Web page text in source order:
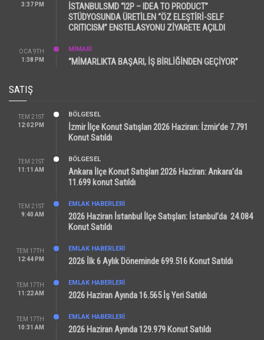
3:37 PM
İSTANBULSMD “I2P – IDEA TO PRODUCT”
STÜDYOSUNDA ÜRETİLEN “ÖZ ELEŞTİRİ-SELF
CRITICISM” ENSTELASYONU ZİYARETE AÇILDI
OCA 9TH
1:38 PM
MİMARİ
“MİMARLIKTA BAŞARI, İŞ BİRLİĞİNDEN GEÇİYOR”
SATIŞ
TEM 21ST
12:02 PM
BÖLGESEL
İzmir İlçe Konut Satışları 2026 Haziran: İzmir’de 7.791
Konut Satıldı
TEM 21ST
11:11 AM
BÖLGESEL
Ankara İlçe Konut Satışları 2026 Haziran: Ankara’da
11.699 konut Satıldı
TEM 21ST
9:40 AM
EMLAK HABERLERI
2026 Haziran İstanbul İlçe Satışları: İstanbul’da 24.084
Konut Satıldı
TEM 17TH
12:44 PM
EMLAK HABERLERI
2026 İlk 6 Aylık Döneminde 699.516 Konut Satıldı
TEM 17TH
11:22 AM
EMLAK HABERLERI
2026 Haziran Ayında 16.565 İş Yeri Satıldı
TEM 17TH
10:31 AM
EMLAK HABERLERI
2026 Haziran Ayında 129.979 Konut Satıldı